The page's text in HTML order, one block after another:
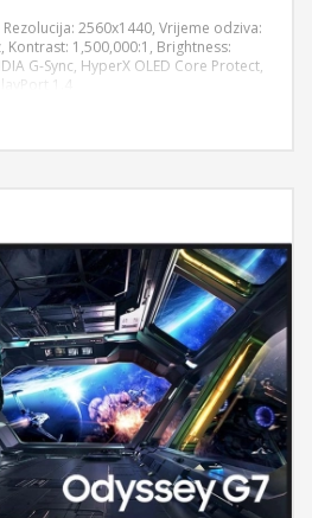
2560x1440, Vrijeme odziva:
Kontrast: 1,500,000:1, Brightness:
G-Sync, HyperX OLED Core Protect,
1.4